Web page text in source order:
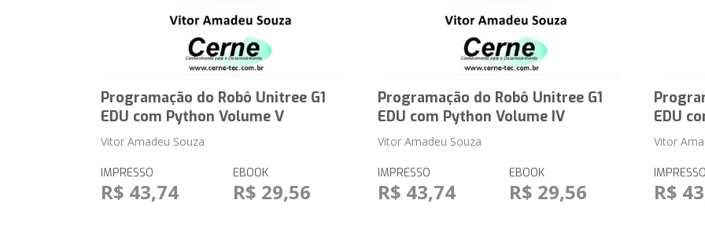
Programação do Robô Unitree G1
EDU com Python Volume V
Vitor Amadeu Souza
IMPRESSO
R$ 43,74
EBOOK
R$ 29,56
Programação do Robô Unitree G1
EDU com Python Volume IV
Vitor Amadeu Souza
IMPRESSO
R$ 43,74
EBOOK
R$ 29,56
EDU
Vitor
IMPRESSO
R$